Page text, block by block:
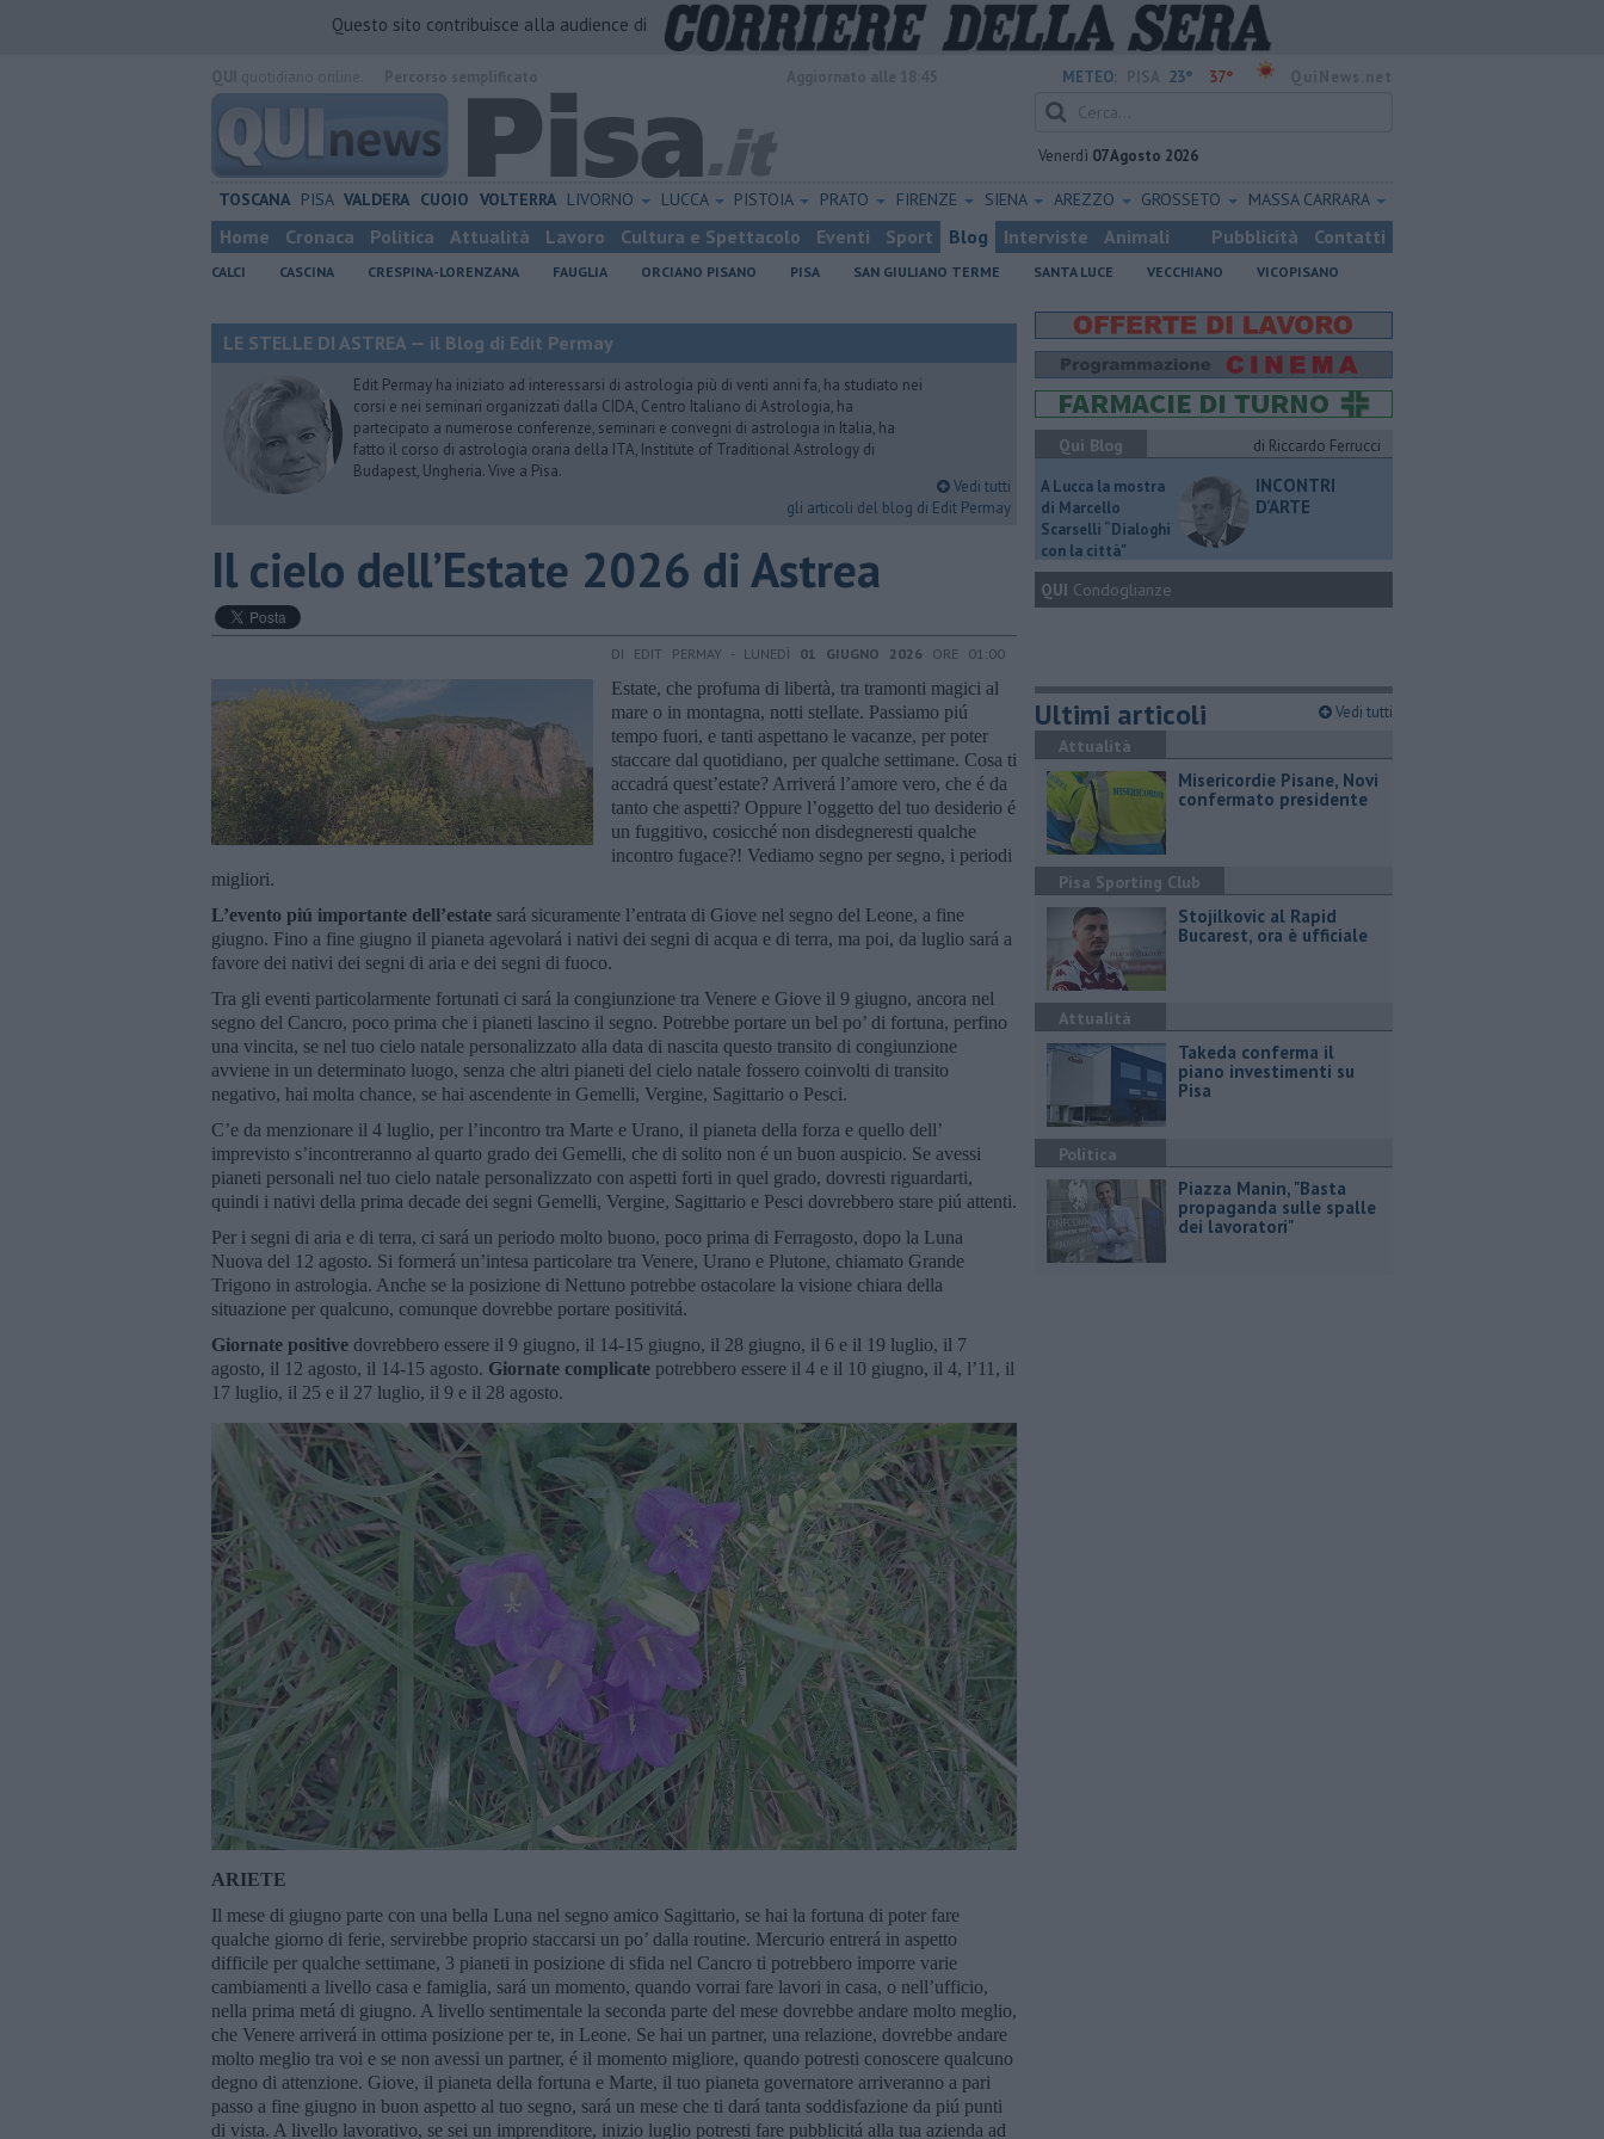
Questo sito contribuisce alla audience di
METEO: 23° 37°
Venerdì 07 Agosto 2026
TOSCANA PISA VALDERA CUOIO VOLTERRA LIVORNO LUCCA PISTOIA PRATO FIRENZE SIENA AREZZO GROSSETO MASSA CARRARA
Home Cronaca Politica Attualità Lavoro Cultura e Spettacolo Eventi Sport Blog Interviste Animali Pubblicità Contatti
CALCI CASCINA CRESPINA-LORENZANA FAUGLIA ORCIANO PISANO PISA SAN GIULIANO TERME SANTA LUCE VECCHIANO VICOPISANO
LE STELLE DI ASTREA — il Blog di Edit Permay
Edit Permay ha iniziato ad interessarsi di astrologia più di venti anni fa, ha studiato nei
corsi e nei seminari organizzati dalla CIDA, Centro Italiano di Astrologia, ha
partecipato a numerose conferenze, seminari e convegni di astrologia in Italia, ha
fatto il corso di astrologia oraria della ITA, Institute of Traditional Astrology di
Budapest, Ungheria. Vive a Pisa.
Vedi tutti
gli articoli del blog di Edit Permay
​Il cielo dell’Estate 2026 di Astrea
DI EDIT PERMAY - LUNEDÌ 01 GIUGNO 2026 ORE 01:00
Estate, che profuma di libertà, tra tramonti magici al
mare o in montagna, notti stellate. Passiamo piú
tempo fuori, e tanti aspettano le vacanze, per poter
staccare dal quotidiano, per qualche settimane. Cosa ti
accadrá quest’estate? Arriverá l’amore vero, che é da
tanto che aspetti? Oppure l’oggetto del tuo desiderio é
un fuggitivo, cosicché non disdegneresti qualche
incontro fugace?! Vediamo segno per segno, i periodi
migliori.
L’evento piú importante dell’estate sará sicuramente l’entrata di Giove nel segno del Leone, a fine
giugno. Fino a fine giugno il pianeta agevolará i nativi dei segni di acqua e di terra, ma poi, da luglio sará a
favore dei nativi dei segni di aria e dei segni di fuoco.
Tra gli eventi particolarmente fortunati ci sará la congiunzione tra Venere e Giove il 9 giugno, ancora nel
segno del Cancro, poco prima che i pianeti lascino il segno. Potrebbe portare un bel po’ di fortuna, perfino
una vincita, se nel tuo cielo natale personalizzato alla data di nascita questo transito di congiunzione
avviene in un determinato luogo, senza che altri pianeti del cielo natale fossero coinvolti di transito
negativo, hai molta chance, se hai ascendente in Gemelli, Vergine, Sagittario o Pesci.
C’e da menzionare il 4 luglio, per l’incontro tra Marte e Urano, il pianeta della forza e quello dell’
imprevisto s’incontreranno al quarto grado dei Gemelli, che di solito non é un buon auspicio. Se avessi
pianeti personali nel tuo cielo natale personalizzato con aspetti forti in quel grado, dovresti riguardarti,
quindi i nativi della prima decade dei segni Gemelli, Vergine, Sagittario e Pesci dovrebbero stare piú attenti.
Per i segni di aria e di terra, ci sará un periodo molto buono, poco prima di Ferragosto, dopo la Luna
Nuova del 12 agosto. Si formerá un’intesa particolare tra Venere, Urano e Plutone, chiamato Grande
Trigono in astrologia. Anche se la posizione di Nettuno potrebbe ostacolare la visione chiara della
situazione per qualcuno, comunque dovrebbe portare positivitá.
Giornate positive dovrebbero essere il 9 giugno, il 14-15 giugno, il 28 giugno, il 6 e il 19 luglio, il 7
agosto, il 12 agosto, il 14-15 agosto. Giornate complicate potrebbero essere il 4 e il 10 giugno, il 4, l’11, il
17 luglio, il 25 e il 27 luglio, il 9 e il 28 agosto.
ARIETE
Il mese di giugno parte con una bella Luna nel segno amico Sagittario, se hai la fortuna di poter fare
qualche giorno di ferie, servirebbe proprio staccarsi un po’ dalla routine. Mercurio entrerá in aspetto
difficile per qualche settimane, 3 pianeti in posizione di sfida nel Cancro ti potrebbero imporre varie
cambiamenti a livello casa e famiglia, sará un momento, quando vorrai fare lavori in casa, o nell’ufficio,
nella prima metá di giugno. A livello sentimentale la seconda parte del mese dovrebbe andare molto meglio,
che Venere arriverá in ottima posizione per te, in Leone. Se hai un partner, una relazione, dovrebbe andare
molto meglio tra voi e se non avessi un partner, é il momento migliore, quando potresti conoscere qualcuno
degno di attenzione. Giove, il pianeta della fortuna e Marte, il tuo pianeta governatore arriveranno a pari
passo a fine giugno in buon aspetto al tuo segno, sará un mese che ti dará tanta soddisfazione da piú punti
di vista. A livello lavorativo, se sei un imprenditore, inizio luglio potresti fare pubblicitá alla tua azienda ad
Qui Blog
di Riccardo Ferrucci
A Lucca la mostra
di Marcello
Scarselli “Dialoghi
con la città"
INCONTRI
D'ARTE
QUI Condoglianze
Ultimi articoli Vedi tutti
Attualità
Misericordie Pisane, Novi
confermato presidente
Pisa Sporting Club
Stojilkovic al Rapid
Bucarest, ora è ufficiale
Attualità
Takeda conferma il
piano investimenti su
Pisa
Politica
Piazza Manin, "Basta
propaganda sulle spalle
dei lavoratori"